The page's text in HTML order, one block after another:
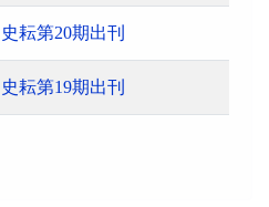
史耘第20期出刊
史耘第19期出刊